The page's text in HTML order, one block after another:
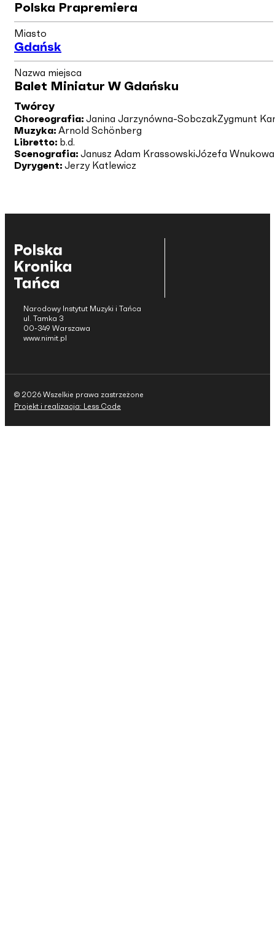
Polska Prapremiera
Miasto
Gdańsk
Nazwa miejsca
Balet Miniatur W Gdańsku
Twórcy
Choreografia: Janina Jarzynówna-SobczakZygmunt
Muzyka: Arnold Schönberg
Libretto: b.d.
Scenografia: Janusz Adam KrassowskiJózefa Wnukowa
Dyrygent: Jerzy Katlewicz
Narodowy Instytut Muzyki i Tańca
ul. Tamka 3
00-349 Warszawa
www.nimit.pl
© 2026 Wszelkie prawa zastrzeżone
Projekt i realizacja: Less Code